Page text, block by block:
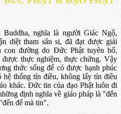
nghĩa là người Giác Ngộ,
diệt tham sân si, đã đạt được giải
con đường do Ðức Phật tuyên bố,
thực nghiệm, thực chứng. Vậy
thức sống để có được hạnh phúc
hệ thống tín điều, không lấy tín điều
khác. Ðức tin của đạo Phật luôn đi
định nghĩa về giáo pháp là "đến
để mà tin".